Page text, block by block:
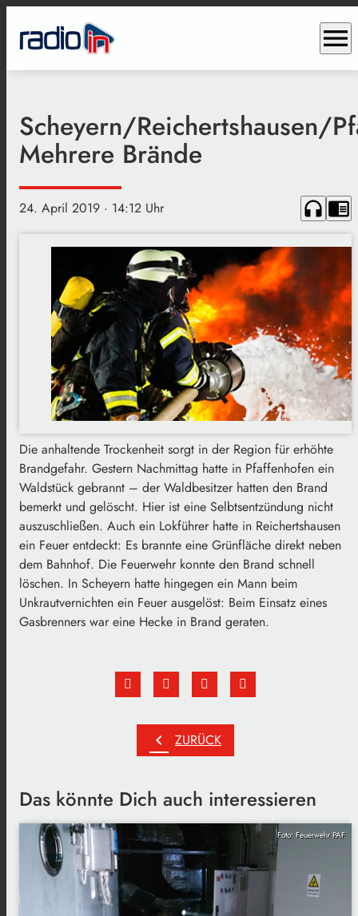
menu
Scheyern/Reichertshausen/
Mehrere Brände
24. April 2019 · 14:12 Uhr headphones chrome_reader_mode
Die anhaltende Trockenheit sorgt in der Region für erhöhte
Brandgefahr. Gestern Nachmittag hatte in Pfaffenhofen ein
Waldstück gebrannt – der Waldbesitzer hatten den Brand
bemerkt und gelöscht. Hier ist eine Selbtsentzündung nicht
auszuschließen. Auch ein Lokführer hatte in Reichertshausen
ein Feuer entdeckt: Es brannte eine Grünfläche direkt neben
dem Bahnhof. Die Feuerwehr konnte den Brand schnell
löschen. In Scheyern hatte hingegen ein Mann beim
Unkrautvernichten ein Feuer ausgelöst: Beim Einsatz eines
Gasbrenners war eine Hecke in Brand geraten.
chevron_left ZURÜCK
Das könnte Dich auch interessieren
Foto: Feuerwehr PAF